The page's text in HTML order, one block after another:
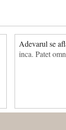
Adevarul se
inca. Patet